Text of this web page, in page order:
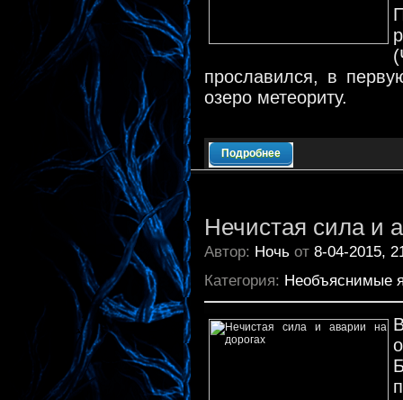
прославился, в
озеро метеориту.
Подробнее
Нечистая сила и
Автор: Ночь от 8-04-2015,
Категория: Необъяснимые